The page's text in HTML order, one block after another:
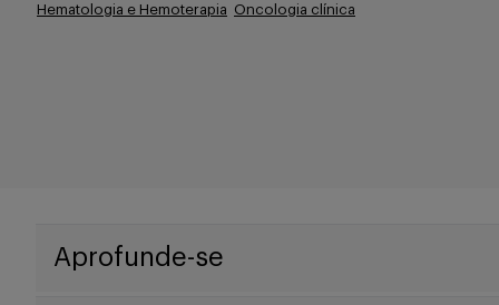
Hematologia e Hemoterapia Oncologia clínica
Aprofunde-se